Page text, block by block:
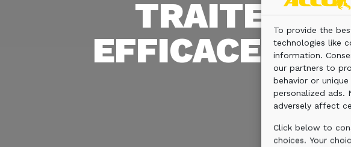
To provide the
technologies like
information.
our partners to
behavior or
personalized ads.
adversely affect
Click below to
choices. Your
TRAITEMENT
EFFICACE DE